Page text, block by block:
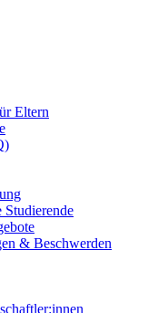
Eltern
Studierende
& Beschwerden